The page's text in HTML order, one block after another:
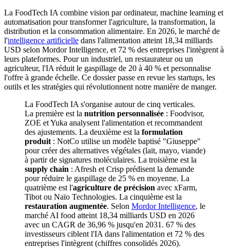
La FoodTech IA combine vision par ordinateur, machine learning et
automatisation pour transformer l'agriculture, la transformation, la
distribution et la consommation alimentaire. En 2026, le marché de
l'intelligence artificielle dans l'alimentation atteint 18,34 milliards
USD selon Mordor Intelligence, et 72 % des entreprises l'intègrent à
leurs plateformes. Pour un industriel, un restaurateur ou un
agriculteur, l'IA réduit le gaspillage de 20 à 40 % et personnalise
l'offre à grande échelle. Ce dossier passe en revue les startups, les
outils et les stratégies qui révolutionnent notre manière de manger.
La FoodTech IA s'organise autour de cinq verticales.
La première est la nutrition personnalisée : Foodvisor,
ZOE et Yuka analysent l'alimentation et recommandent
des ajustements. La deuxième est la formulation
produit : NotCo utilise un modèle baptisé "Giuseppe"
pour créer des alternatives végétales (lait, mayo, viande)
à partir de signatures moléculaires. La troisième est la
supply chain : Afresh et Crisp prédisent la demande
pour réduire le gaspillage de 25 % en moyenne. La
quatrième est l'agriculture de précision avec xFarm,
Tibot ou Naïo Technologies. La cinquième est la
restauration augmentée. Selon Mordor Intelligence, le
marché AI food atteint 18,34 milliards USD en 2026
avec un CAGR de 36,96 % jusqu'en 2031. 67 % des
investisseurs ciblent l'IA dans l'alimentation et 72 % des
entreprises l'intègrent (chiffres consolidés 2026).